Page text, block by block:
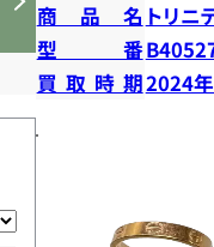
商品名 トリ
型番
買取時期2024